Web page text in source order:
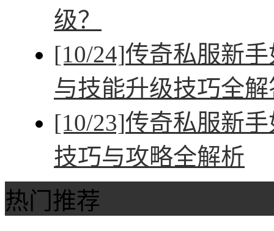
级？
[10/24]传奇私服新
与技能升级技巧全解
[10/23]传奇私服新
技巧与攻略全解析
热门推荐